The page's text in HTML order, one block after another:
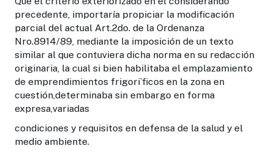
precedente, importaría propiciar la modificación
parcial del actual Art.2do. de la Ordenanza
Nro.8914/89, mediante la imposición de un texto
similar al que contuviera dicha norma en su redacción
originaria, la cual si bien habilitaba el emplazamiento
de emprendimientos frigori`ficos en la zona en
cuestión,determinaba sin embargo en forma
expresa,variadas
condiciones y requisitos en defensa de la salud y el
medio ambiente.